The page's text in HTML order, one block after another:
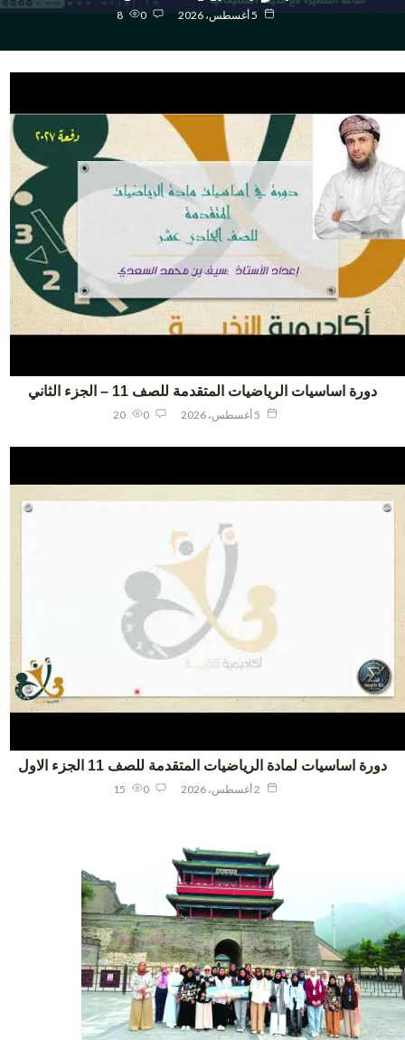
8
دورة اساسيات الرياضيات المتقدمة للصف 11 – الجزء الثاني
20
اساسيات لمادة الرياضيات المتقدمة للصف 11 الجزء الاول
15